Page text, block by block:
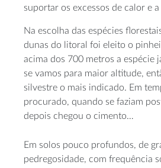
suportar os excessos de calor e
Na escolha das espécies
dunas do litoral foi eleito o
acima dos 700 metros a espécie
se vamos para maior altitude,
silvestre o mais indicado. Em
procurado, quando se faziam
depois chegou o cimento…
Em solos pouco profundos, de
pedregosidade, com frequência